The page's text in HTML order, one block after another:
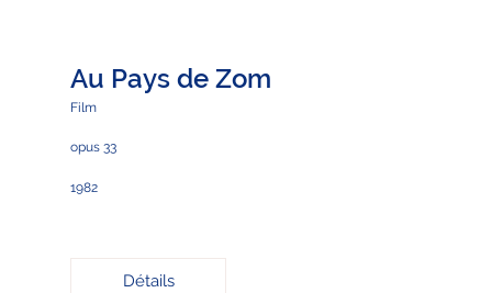
Au Pays de Zom
Film
opus 33
1982
Détails